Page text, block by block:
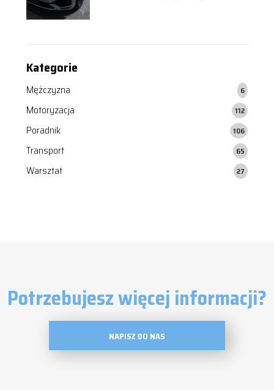
Kategorie
Mężczyzna 6
Motoryzacja 112
Poradnik 106
Transport 65
Warsztat 27
Potrzebujesz więcej informacji?
NAPISZ DO NAS